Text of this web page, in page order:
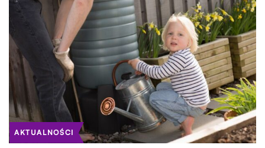
AKTUALNOŚCI